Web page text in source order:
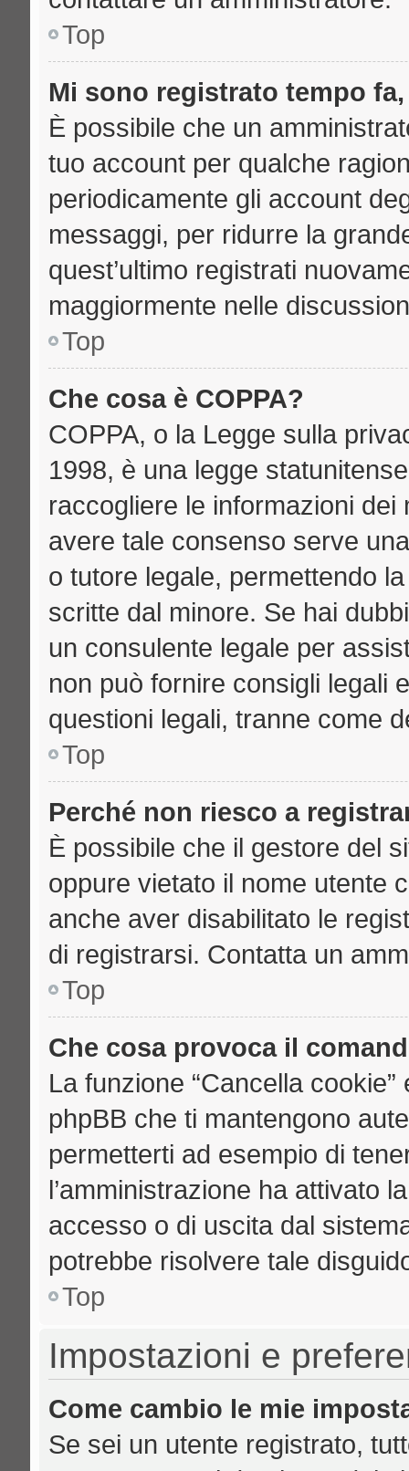
Top
Mi sono registrato tempo
È possibile che un
tuo account per qualche
periodicamente gli account
messaggi, per ridurre la
quest’ultimo registrati
maggiormente nelle
Top
Che cosa è COPPA?
COPPA, o la Legge sulla
1998, è una legge
raccogliere le informazioni
avere tale consenso serve
o tutore legale, permettendo
scritte dal minore. Se hai
un consulente legale per
non può fornire consigli legali
questioni legali, tranne come
Top
Perché non riesco a
È possibile che il gestore del
oppure vietato il nome utente
anche aver disabilitato le
di registrarsi. Contatta un
Top
Che cosa provoca il
La funzione “Cancella
phpBB che ti mantengono
permetterti ad esempio di
l’amministrazione ha attivato
accesso o di uscita dal
potrebbe risolvere tale
Top
Impostazioni e
Come cambio le mie
Se sei un utente registrato,